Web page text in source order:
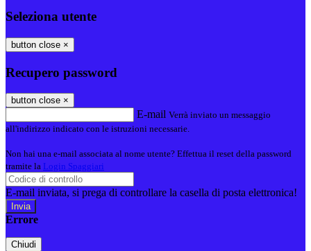
Seleziona utente
button close ×
Recupero password
button close ×
E-mail Verrà inviato un messaggio
all'indirizzo indicato con le istruzioni necessarie.
Non hai una e-mail associata al nome utente? Effettua il reset della password
tramite la Login Spaggiari
E-mail inviata, si prega di controllare la casella di posta elettronica!
Errore
Chiudi